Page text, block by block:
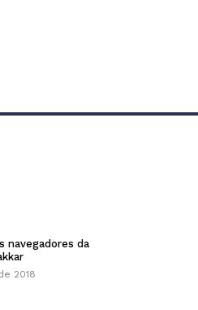
navegadores da
2018